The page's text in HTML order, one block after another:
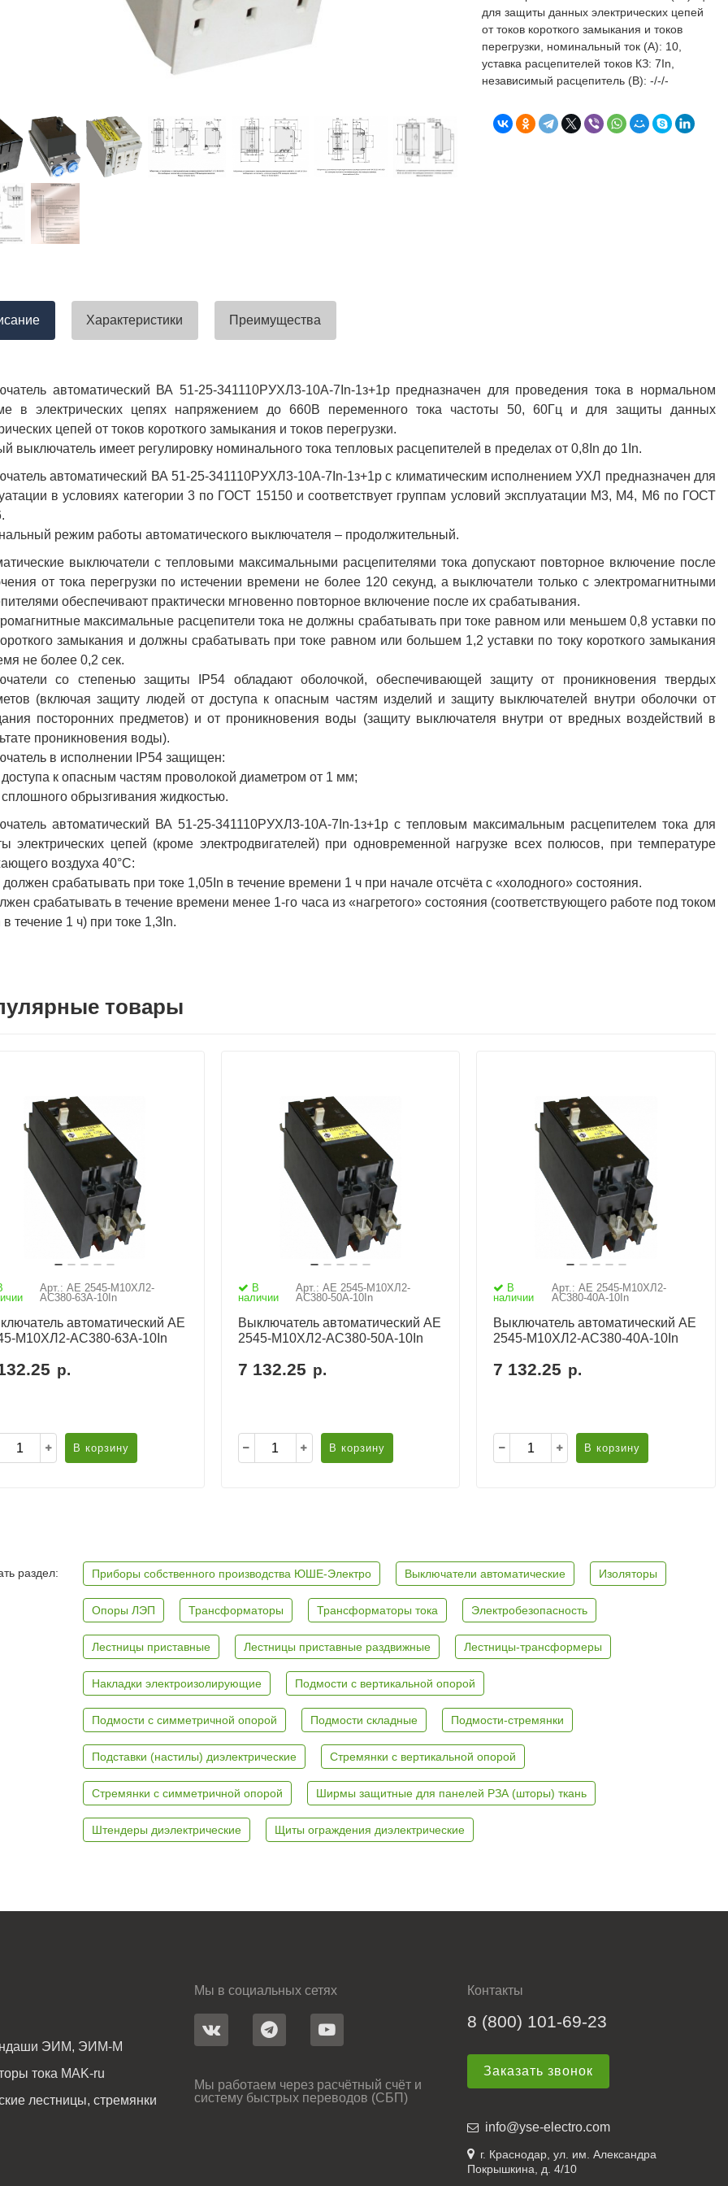
элементы опор высокого
заболонного слоя древесины
изделия (опоры ЛЭП),
моей памяти компания
и поставщик опор ЛЭП
ЛЭП такими документами.
с таким ответственным
успели закрыть смету большого объекта в срок. А
вы получили хороший заказ))
для защиты данных электрических цепей
от токов короткого замыкания и токов
перегрузки, номинальный ток (А): 10,
уставка расцепителей токов КЗ: 7In,
независимый расцепитель (В): -/-/-
Характеристики Преимущества
автоматический ВА 51-25-341110РУХЛ3-10А-7In-1з+1р предназначен для проведения тока в нормальном
в электрических цепях напряжением до 660В переменного тока частоты 50, 60Гц и для защиты данных
цепей от токов короткого замыкания и токов перегрузки.
выключатель имеет регулировку номинального тока тепловых расцепителей в пределах от 0,8In до 1In.
автоматический ВА 51-25-341110РУХЛ3-10А-7In-1з+1р с климатическим исполнением УХЛ предназначен для
в условиях категории 3 по ГОСТ 15150 и соответствует группам условий эксплуатации М3, М4, М6 по ГОСТ
режим работы автоматического выключателя – продолжительный.
выключатели с тепловыми максимальными расцепителями тока допускают повторное включение после
от тока перегрузки по истечении времени не более 120 секунд, а выключатели только с электромагнитными
обеспечивают практически мгновенно повторное включение после их срабатывания.
максимальные расцепители тока не должны срабатывать при токе равном или меньшем 0,8 уставки по
замыкания и должны срабатывать при токе равном или большем 1,2 уставки по току короткого замыкания
не более 0,2 сек.
со степенью защиты IP54 обладают оболочкой, обеспечивающей защиту от проникновения твердых
(включая защиту людей от доступа к опасным частям изделий и защиту выключателей внутри оболочки от
посторонних предметов) и от проникновения воды (защиту выключателя внутри от вредных воздействий в
проникновения воды).
в исполнении IP54 защищен:
к опасным частям проволокой диаметром от 1 мм;
обрызгивания жидкостью.
автоматический ВА 51-25-341110РУХЛ3-10А-7In-1з+1р с тепловым максимальным расцепителем тока для
электрических цепей (кроме электродвигателей) при одновременной нагрузке всех полюсов, при температуре
воздуха 40°С:
срабатывать при токе 1,05In в течение времени 1 ч при начале отсчёта с «холодного» состояния.
срабатывать в течение времени менее 1-го часа из «нагретого» состояния (соответствующего работе под током
в течение 1 ч) при токе 1,3In.
товары
Арт.: АЕ 2545-М10ХЛ2-
AC380-63А-10In
автоматический АЕ
М10ХЛ2-AC380-63А-10In
р.
В корзину
В
наличии
Арт.: АЕ 2545-М10ХЛ2-
AC380-50А-10In
Выключатель автоматический АЕ
2545-М10ХЛ2-AC380-50А-10In
7 132.25 р.
В корзину
В
наличии
Арт.: АЕ 2545-М10ХЛ2-
AC380-40А-10In
Выключатель автоматический АЕ
2545-М10ХЛ2-AC380-40А-10In
7 132.25 р.
В корзину
раздел: Приборы собственного производства ЮШЕ-Электро Выключатели автоматические Изоляторы
Опоры ЛЭП Трансформаторы Трансформаторы тока Электробезопасность
Лестницы приставные Лестницы приставные раздвижные Лестницы-трансформеры
Накладки электроизолирующие Подмости с вертикальной опорой
Подмости с симметричной опорой Подмости складные Подмости-стремянки
Подставки (настилы) диэлектрические Стремянки с вертикальной опорой
Стремянки с симметричной опорой Ширмы защитные для панелей РЗА (шторы) ткань
Штендеры диэлектрические Щиты ограждения диэлектрические
ЭИМ, ЭИМ-М
тока MAK-ru
лестницы, стремянки
Мы в социальных сетях
Мы работаем через расчётный счёт и
систему быстрых переводов (СБП)
Контакты
8 (800) 101-69-23
Заказать звонок
info@yse-electro.com
г. Краснодар, ул. им. Александра
Покрышкина, д. 4/10